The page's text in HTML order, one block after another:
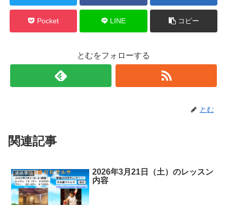
Pocket LINE コピー
とむをフォローする
とむ
関連記事
連絡事項
2026年3月21日（土）のレッスン
内容